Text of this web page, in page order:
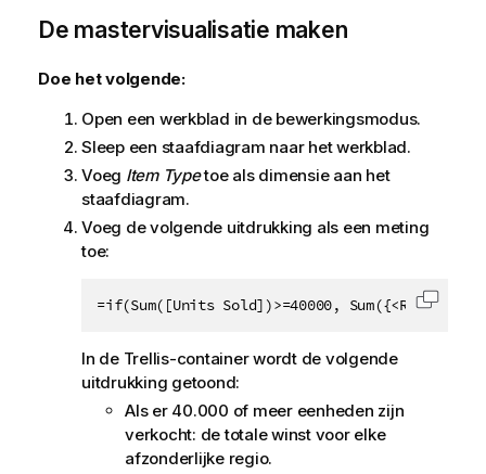
De mastervisualisatie maken
Doe het volgende:
Open een werkblad in de bewerkingsmodus.
Sleep een staafdiagram naar het werkblad.
Voeg Item Typetoe als dimensie aan het
staafdiagram.
Voeg de volgende uitdrukking als een meting
toe:
=if(Sum([Units Sold])>=40000, Code
In de Trellis-container wordt de volgende
uitdrukking getoond:
Als er 40.000 of meer eenheden zijn
verkocht: de totale winst voor elke
afzonderlijke regio.